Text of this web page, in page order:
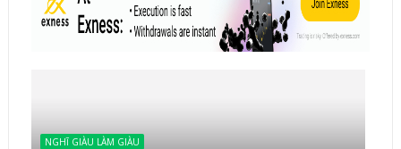
NGHĨ GIÀU LÀM GIÀU